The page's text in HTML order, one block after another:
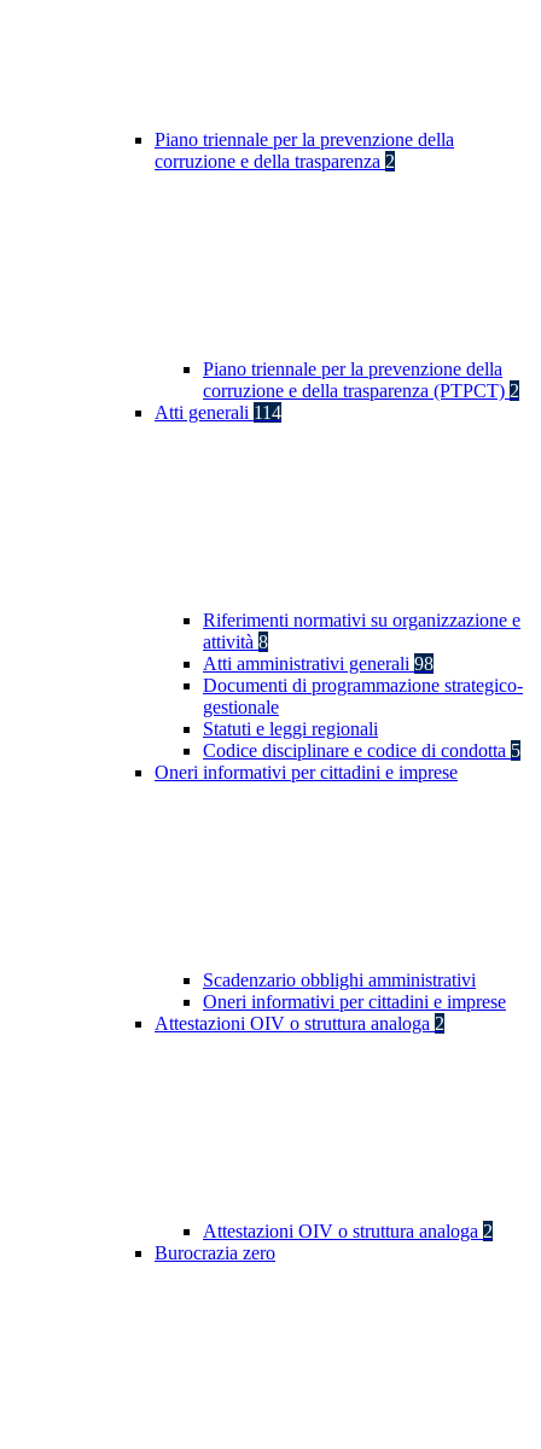
Piano triennale per la prevenzione della
corruzione e della trasparenza 2
Piano triennale per la prevenzione della
corruzione e della trasparenza (PTPCT) 2
Atti generali 114
Riferimenti normativi su organizzazione e
attività 8
Atti amministrativi generali 98
Documenti di programmazione strategico-
gestionale
Statuti e leggi regionali
Codice disciplinare e codice di condotta 5
Oneri informativi per cittadini e imprese
Scadenzario obblighi amministrativi
Oneri informativi per cittadini e imprese
Attestazioni OIV o struttura analoga 2
Attestazioni OIV o struttura analoga 2
Burocrazia zero